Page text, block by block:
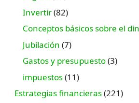
Invertir(82)
Conceptos básicos sobre el
Jubilación (7)
Gastos y presupuesto(3)
impuestos(11)
Estrategias financieras(221)